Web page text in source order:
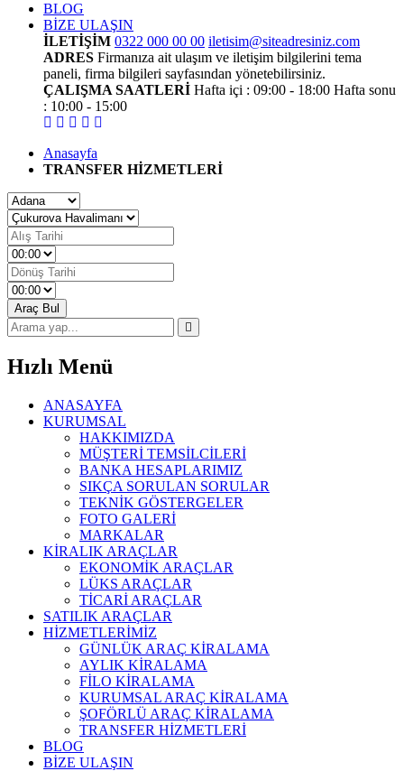
BLOG
BİZE ULAŞIN
İLETİŞİM 0322 000 00 00 iletisim@siteadresiniz.com
ADRES Firmanıza ait ulaşım ve iletişim bilgilerini tema
paneli, firma bilgileri sayfasından yönetebilirsiniz.
ÇALIŞMA SAATLERİ Hafta içi : 09:00 - 18:00 Hafta sonu
: 10:00 - 15:00
Anasayfa
TRANSFER HİZMETLERİ
Araç Bul
Hızlı Menü
ANASAYFA
KURUMSAL
HAKKIMIZDA
MÜŞTERİ TEMSİLCİLERİ
BANKA HESAPLARIMIZ
SIKÇA SORULAN SORULAR
TEKNİK GÖSTERGELER
FOTO GALERİ
MARKALAR
KİRALIK ARAÇLAR
EKONOMİK ARAÇLAR
LÜKS ARAÇLAR
TİCARİ ARAÇLAR
SATILIK ARAÇLAR
HİZMETLERİMİZ
GÜNLÜK ARAÇ KİRALAMA
AYLIK KİRALAMA
FİLO KİRALAMA
KURUMSAL ARAÇ KİRALAMA
ŞOFÖRLÜ ARAÇ KİRALAMA
TRANSFER HİZMETLERİ
BLOG
BİZE ULAŞIN